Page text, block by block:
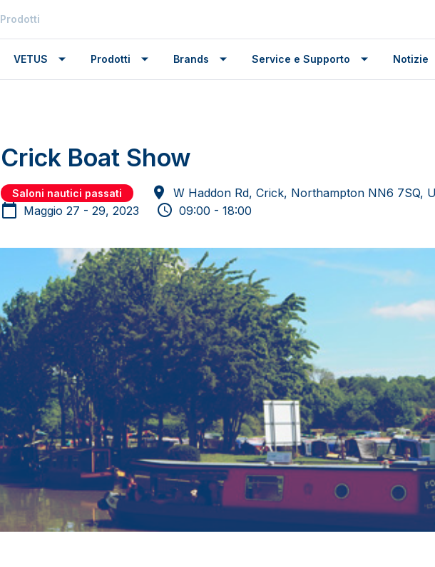
Prodotti
VETUS Prodotti Brands Service e Supporto Notizie
Crick Boat Show
Saloni nautici passati
W Haddon Rd, Crick, Northampton NN6 7SQ,
Maggio 27 - 29, 2023
09:00 - 18:00